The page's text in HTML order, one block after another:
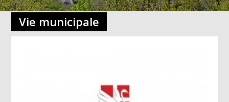
Vie municipale